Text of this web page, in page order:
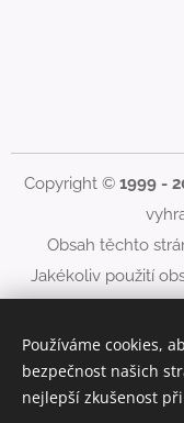
Copyright © 1999 -
Obsah těchto
Jakékoliv použití
Používáme cookies,
bezpečnost našich
nejlepší zkušenost